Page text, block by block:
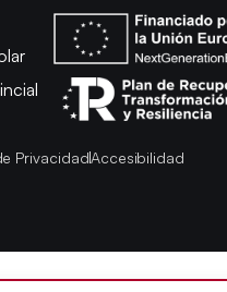
PrivacidadAccesibilidad